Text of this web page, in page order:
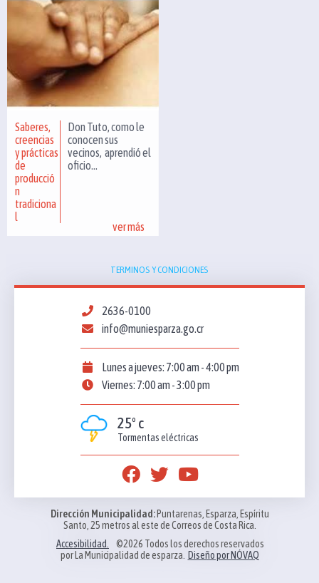
Saberes,
creencias
y prácticas
de
producció
n
tradiciona
l
Don Tuto, como le
conocen sus
vecinos, aprendió el
oficio...
ver más
TERMINOS Y CONDICIONES
2636-0100
info@muniesparza.go.cr
Lunes a jueves: 7:00 am - 4:00 pm
Viernes: 7:00 am - 3:00 pm
25º c
Tormentas eléctricas
Dirección Municipalidad:Puntarenas, Esparza, Espíritu
Santo, 25 metros al este de Correos de Costa Rica.
Accesibilidad.
©2026 Todos los derechos reservados
por La Municipalidad de esparza.
Diseño por NÓVAQ